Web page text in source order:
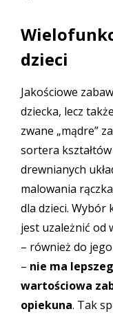
dzieci
Jakościowe
dziecka, lecz
zwane „mądre”
sortera
drewnianych
malowania
dla dzieci.
jest uzależnić od
– również do
– nie ma
wartościowa
opiekuna. Tak